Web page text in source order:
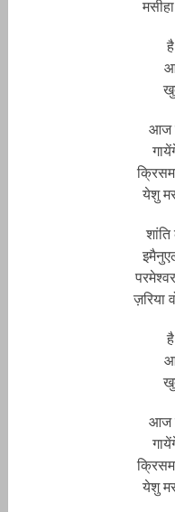
आज
येशु
ज़रिया
आज
येशु